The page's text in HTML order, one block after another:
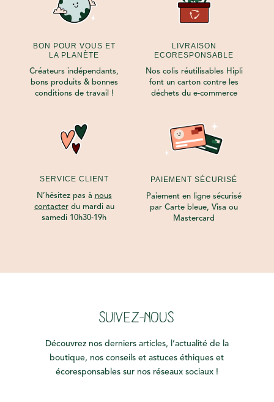
BON POUR VOUS ET
LA PLANÈTE
Créateurs indépendants,
bons produits & bonnes
conditions de travail !
LIVRAISON
ECORESPONSABLE
Nos colis réutilisables Hipli
font un carton contre les
déchets du e-commerce
SERVICE CLIENT
N’hésitez pas à nous
contacterdu mardi au
samedi 10h30-19h
PAIEMENT SÉCURISÉ
Paiement en ligne sécurisé
par Carte bleue, Visa ou
Mastercard
SUIVEZ-NOUS
Découvrez nos derniers articles, l’actualité de la
boutique, nos conseils et astuces éthiques et
écoresponsables sur nos réseaux sociaux !